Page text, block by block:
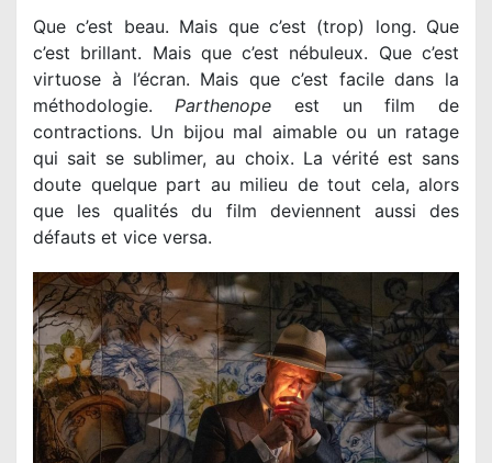
Que c’est beau. Mais que c’est (trop) long. Que
c’est brillant. Mais que c’est nébuleux. Que c’est
virtuose à l’écran. Mais que c’est facile dans la
méthodologie. Parthenope est un film de
contractions. Un bijou mal aimable ou un ratage
qui sait se sublimer, au choix. La vérité est sans
doute quelque part au milieu de tout cela, alors
que les qualités du film deviennent aussi des
défauts et vice versa.